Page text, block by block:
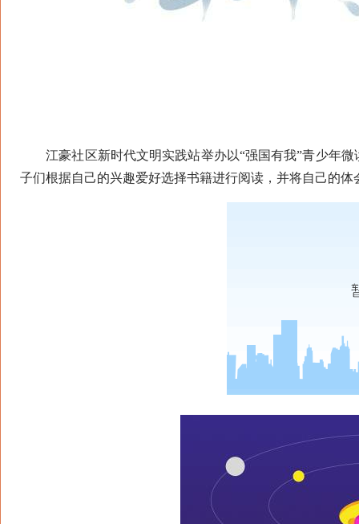
江豪社区新时代文明实践站举办以“强国有我”青少年微
子们根据自己的兴趣爱好选择书籍进行阅读，并将自己的